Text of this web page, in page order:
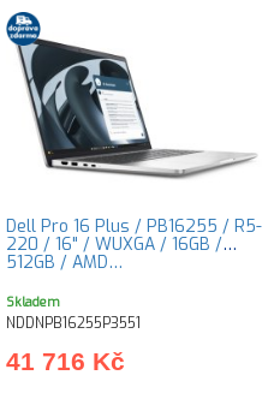
Dell Pro 16 Plus / PB16255 / R5-
220 / 16" / WUXGA / 16GB /
512GB / AMD…
Skladem
NDDNPB16255P3551
41 716 Kč